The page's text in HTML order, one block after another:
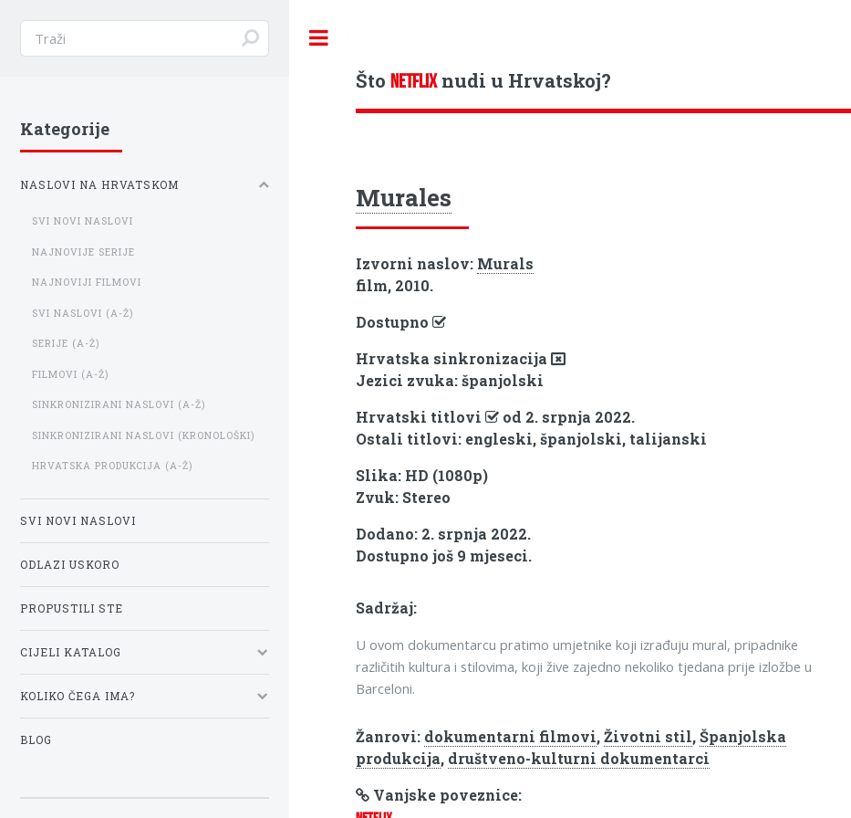
ŠtoNETFLIXnudi u Hrvatskoj?
Murales
Izvorni naslov: Murals
film, 2010.
Dostupno
Hrvatska sinkronizacija
Jezici zvuka: španjolski
Hrvatski titlovi
od 2. srpnja 2022.
Ostali titlovi: engleski, španjolski, talijanski
Slika: HD (1080p)
Zvuk: Stereo
Dodano: 2. srpnja 2022.
Dostupno još 9 mjeseci.
Sadržaj:
U ovom dokumentarcu pratimo umjetnike koji izrađuju mural, pripadnike
različitih kultura i stilovima, koji žive zajedno nekoliko tjedana prije izložbe u
Barceloni.
Žanrovi: dokumentarni filmovi,Životni stil,Španjolska
produkcija, društveno-kulturni dokumentarci
Vanjske poveznice:
Kategorije
NASLOVI NA HRVATSKOM
SVI NOVI NASLOVI
NAJNOVIJE SERIJE
NAJNOVIJI FILMOVI
SVI NASLOVI (A-Ž)
SERIJE (A-Ž)
FILMOVI (A-Ž)
SINKRONIZIRANI NASLOVI (A-Ž)
SINKRONIZIRANI NASLOVI (KRONOLOŠKI)
HRVATSKA PRODUKCIJA (A-Ž)
SVI NOVI NASLOVI
ODLAZI USKORO
PROPUSTILI STE
CIJELI KATALOG
KOLIKO ČEGA IMA?
BLOG
Toggle